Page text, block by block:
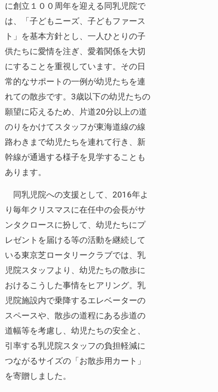
に創立１００周年を迎える同乳児院で
は、「子どもニーズ、子どもファース
ト」を基本方針とし、一人ひとりの子
供たちに愛情を注ぎ、愛着関係を大切
にすることを重視しています。その日
常的なサポートの一例が幼児たちを連
れての散歩です。3歳以下の幼児たちの
願望に応えるため、片道20分以上の道
のりをかけてスタッフが東海道線の線
路わきまで幼児たちを連れて行き、新
幹線が通過する様子を見学することも
あります。
同乳児院への支援として、2016年よ
り毎年クリスマスに在任中の会長がサ
ンタクロースに扮して、幼児たちにプ
レゼントを届ける等の活動を継続して
いる東京芝ロータリークラブでは、乳
児院スタッフより、幼児たちの散歩に
おけるこうした事情をヒアリング。乳
児院施設内で乗降するエレベーターの
スペースや、散歩の道程にある歩道の
道幅等を考慮し、幼児たちの安全と、
引率する乳児院スタッフの負担軽減に
つながるサイズの「お散歩用カート」
を寄贈しました。